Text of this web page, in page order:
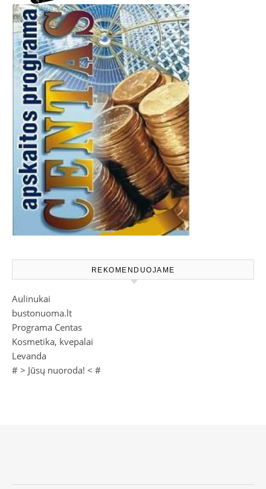
REKOMENDUOJAME
Aulinukai
bustonuoma.lt
Programa Centas
Kosmetika, kvepalai
Levanda
# > Jūsų nuoroda! < #